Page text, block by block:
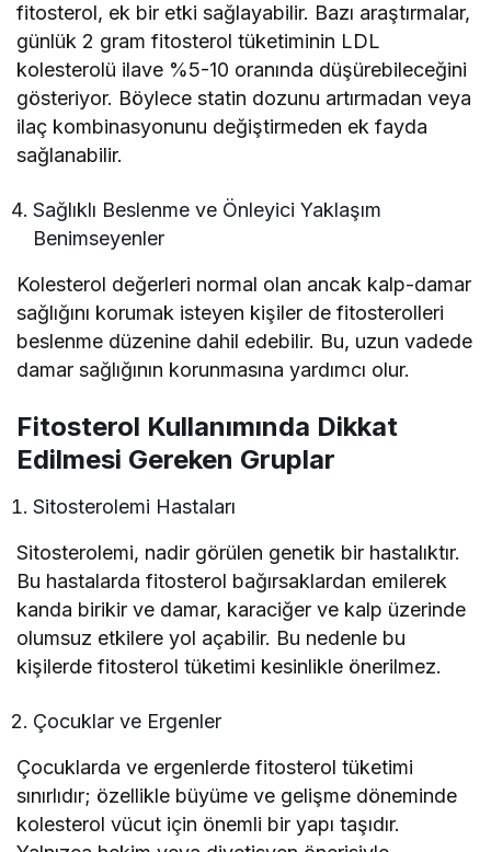
fitosterol, ek bir etki sağlayabilir. Bazı araştırmalar,
günlük 2 gram fitosterol tüketiminin LDL
kolesterolü ilave %5-10 oranında düşürebileceğini
gösteriyor. Böylece statin dozunu artırmadan veya
ilaç kombinasyonunu değiştirmeden ek fayda
sağlanabilir.
Sağlıklı Beslenme ve Önleyici Yaklaşım
Benimseyenler
Kolesterol değerleri normal olan ancak kalp-damar
sağlığını korumak isteyen kişiler de fitosterolleri
beslenme düzenine dahil edebilir. Bu, uzun vadede
damar sağlığının korunmasına yardımcı olur.
Fitosterol Kullanımında Dikkat
Edilmesi Gereken Gruplar
Sitosterolemi Hastaları
Sitosterolemi, nadir görülen genetik bir hastalıktır.
Bu hastalarda fitosterol bağırsaklardan emilerek
kanda birikir ve damar, karaciğer ve kalp üzerinde
olumsuz etkilere yol açabilir. Bu nedenle bu
kişilerde fitosterol tüketimi kesinlikle önerilmez.
Çocuklar ve Ergenler
Çocuklarda ve ergenlerde fitosterol tüketimi
sınırlıdır; özellikle büyüme ve gelişme döneminde
kolesterol vücut için önemli bir yapı taşıdır.